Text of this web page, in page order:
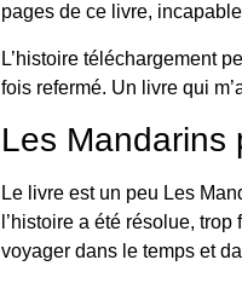
pages de ce livre,
L’histoire téléchargement
fois refermé. Un livre qui
Les Mandarins
Le livre est un peu Les
l’histoire a été résolue,
voyager dans le temps et